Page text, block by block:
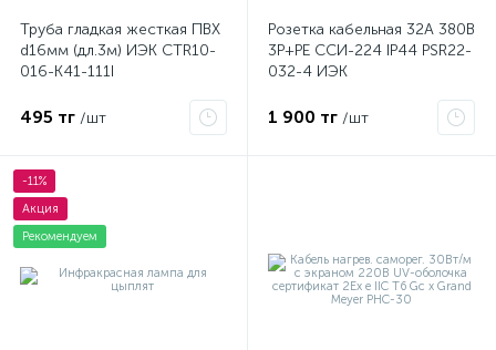
Труба гладкая жесткая ПВХ
d16мм (дл.3м) ИЭК CTR10-
016-K41-111I
495 тг /шт
Розетка кабельная 32А 380В
3P+PЕ ССИ-224 IP44 PSR22-
032-4 ИЭК
1 900 тг /шт
-11%
Акция
Рекомендуем